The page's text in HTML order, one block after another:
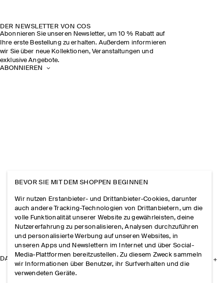
DER NEWSLETTER VON COS
Abonnieren Sie unseren Newsletter, um 10 % Rabatt auf
Ihre erste Bestellung zu erhalten. Außerdem informieren
wir Sie über neue Kollektionen, Veranstaltungen und
exklusive Angebote.
ABONNIEREN
DAS UNTERNEHMEN
BEVOR SIE MIT DEM SHOPPEN BEGINNEN
Wir nutzen Erstanbieter- und Drittanbieter-Cookies, darunter
auch andere Tracking-Technologien von Drittanbietern, um die
volle Funktionalität unserer Website zu gewährleisten, deine
Nutzererfahrung zu personalisieren, Analysen durchzuführen
und personalisierte Werbung auf unseren Websites, in
unseren Apps und Newslettern im Internet und über Social-
Media-Plattformen bereitzustellen. Zu diesem Zweck sammeln
wir Informationen über Benutzer, ihr Surfverhalten und die
verwendeten Geräte.